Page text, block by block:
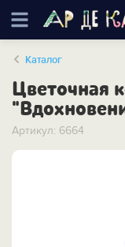
Каталог
Цветочная
Артикул: 6664